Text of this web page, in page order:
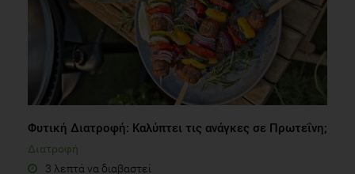
Φυτική Διατροφή: Kαλύπτει τις ανάγκες σε Πρωτεΐνη;
Διατροφή
3 λεπτά να διαβαστεί